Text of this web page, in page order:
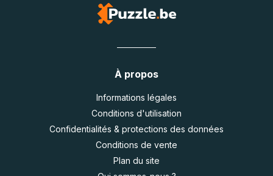
À propos
Informations légales
Conditions d'utilisation
Confidentialités & protections des données
Conditions de vente
Plan du site